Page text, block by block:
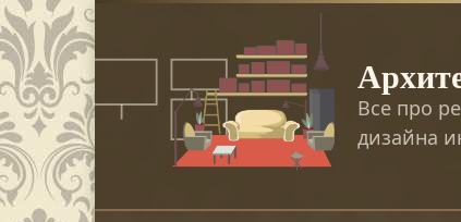
Перейти
к
контенту
Все про
дизайна